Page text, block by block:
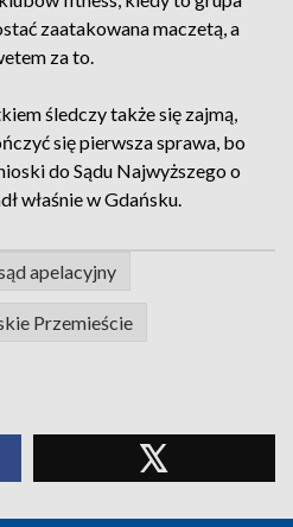
zaatakowana maczetą, a
za to.
śledczy także się zajmą,
się pierwsza sprawa, bo
do Sądu Najwyższego o
właśnie w Gdańsku.
apelacyjny
Przemieście